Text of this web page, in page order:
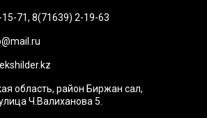
71, 8(71639) 2-19-63
область, район Биржан сал,
Ч.Валиханова 5.